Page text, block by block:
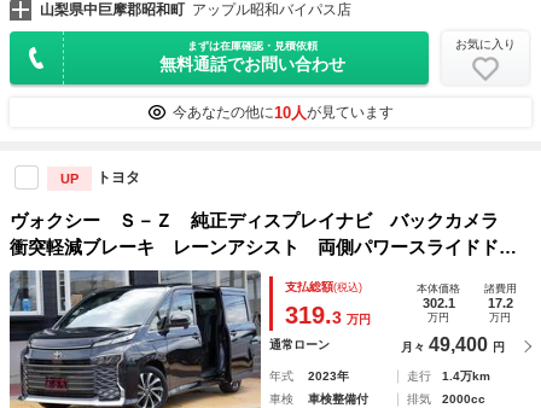
山梨県中巨摩郡昭和町 アップル昭和バイパス店
まずは在庫確認・見積依頼
無料通話でお問い合わせ
お気に入り
今あなたの他に10人が見ています
UP トヨタ
ヴォクシー Ｓ－Ｚ 純正ディスプレイナビ バックカメラ
衝突軽減ブレーキ レーンアシスト 両側パワースライドド
ア クリアランスソナー ハーフレザーシート シートヒータ
ー ビルトインＥＴＣ２．０ ＬＥＤヘッドライト
支払総額(税込)
319.3 万円
本体価格
302.1
万円
諸費用
17.2
万円
通常ローン 月々 49,400 円
年式 2023年 走行
1.4万km
車検
車検整備付 排気
2000cc